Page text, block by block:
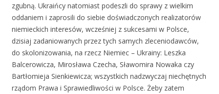
zgubną. Ukraińcy natomiast podeszli do sprawy z wielkim
oddaniem i zaprosili do siebie doświadczonych realizatorów
niemieckich interesów, wcześniej z sukcesami w Polsce,
dzisiaj zadaniowanych przez tych samych zleceniodawców,
do skolonizowania, na rzecz Niemiec – Ukrainy: Leszka
Balcerowicza, Mirosława Czecha, Sławomira Nowaka czy
Bartłomieja Sienkiewicza; wszystkich nadzwyczaj niechętnych
rządom Prawa i Sprawiedliwości w Polsce. Żeby zatem